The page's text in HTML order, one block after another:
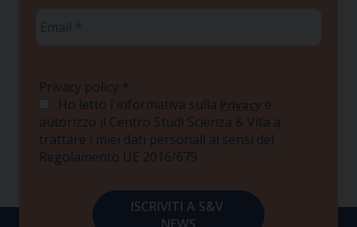
Privacy policy *
Ho letto l'informativa sulla Privacy e
autorizzo il Centro Studi Scienza & Vita a
trattare i miei dati personali ai sensi del
Regolamento UE 2016/679